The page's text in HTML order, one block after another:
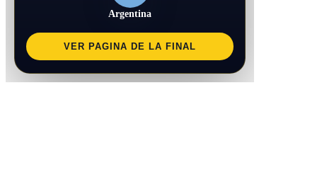
Argentina
VER PAGINA DE LA FINAL